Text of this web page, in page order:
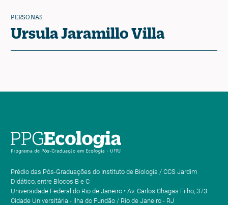
EN ES PT
PERSONAS
Ursula Jaramillo Villa
Prédio das Pós-Graduações do Instituto de Biologia / CCS Jardim
Didático, entre Blocos B e C
Universidade Federal do Rio de Janeiro • Av. Carlos Chagas Filho, 373
Cidade Universitária - Ilha do Fundão / Rio de Janeiro - RJ